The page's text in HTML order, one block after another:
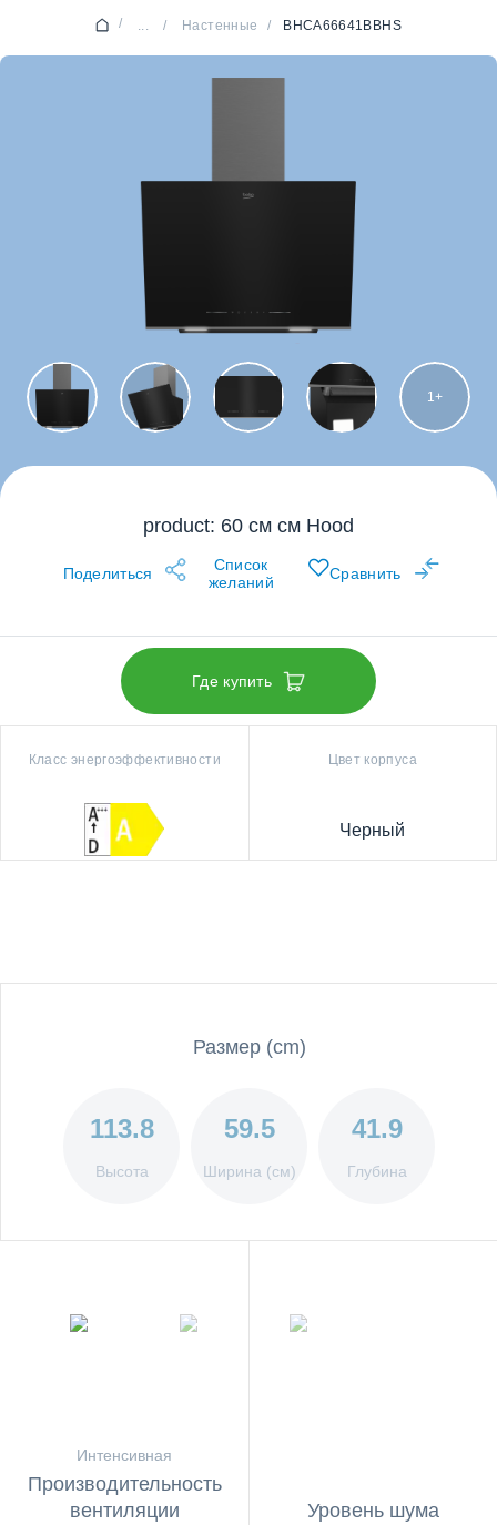
/ ... / Настенные / BHCA66641BBHS
1
product: 60 см см Hood
Поделиться
Список
желаний
Сравнить
Где купить
Класс энергоэффективности Цвет корпуса
Черный
Размер (cm)
113.8
Высота
59.5
Ширина (см)
41.9
Глубина
Интенсивная
Производительность
вентиляции
Уровень шума